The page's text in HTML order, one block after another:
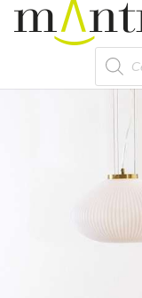
search